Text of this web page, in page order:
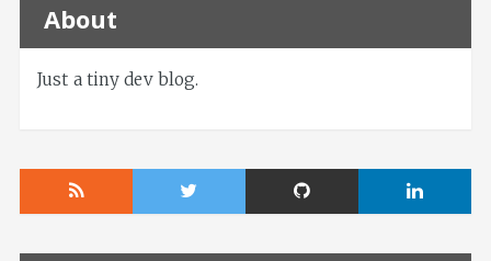
About
Just a tiny dev blog.